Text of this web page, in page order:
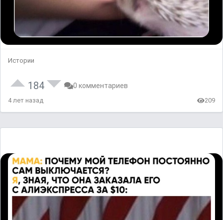
Истории
184 0 комментариев
4 лет назад 209